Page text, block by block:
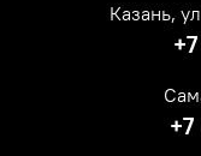
Казань,